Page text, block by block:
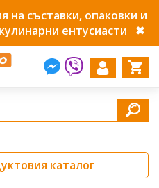
на съставки, опаковки и
ентусиасти
✖
каталог